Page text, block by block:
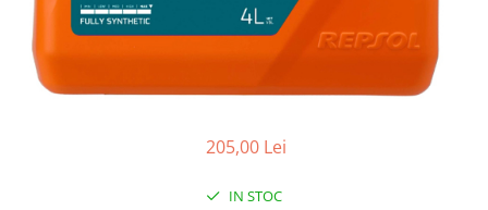
► Filtre auto
■ Accesorii filtre
205,00 Lei
IN STOC